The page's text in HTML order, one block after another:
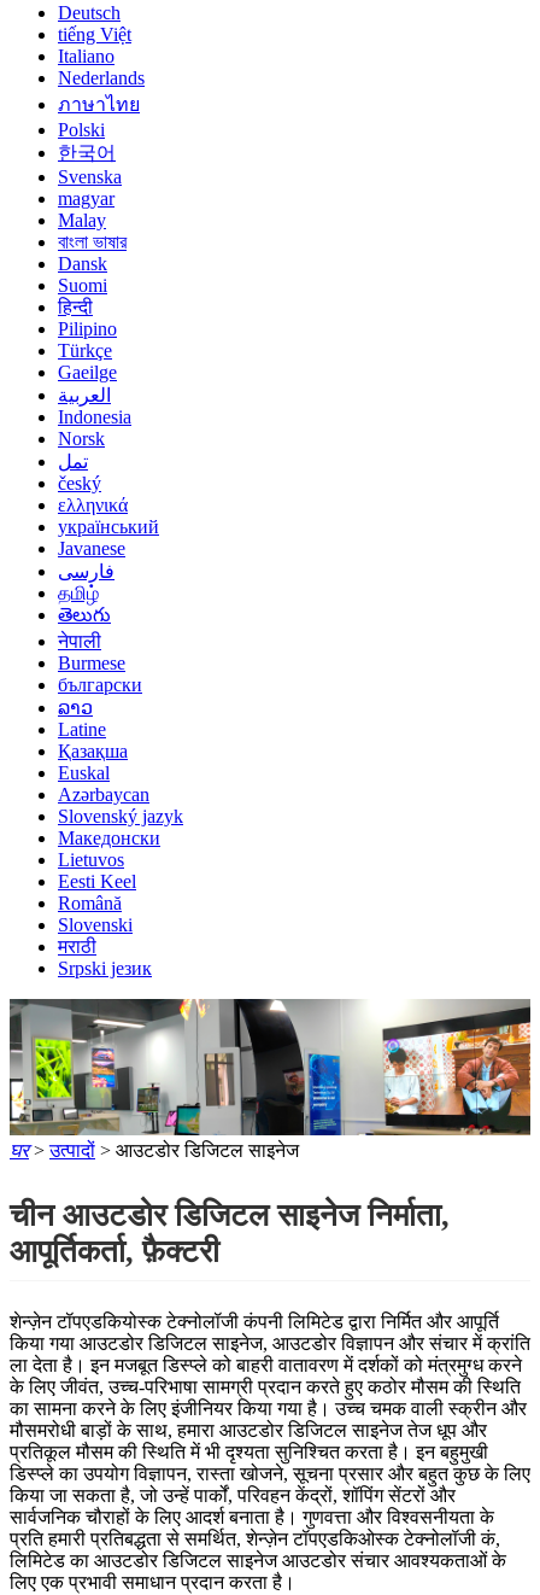
Deutsch
tiếng Việt
Italiano
Nederlands
ภาษาไทย
Polski
한국어
Svenska
magyar
Malay
বাংলা ভাষার
Dansk
Suomi
हिन्दी
Pilipino
Türkçe
Gaeilge
العربية
Indonesia
Norsk‎
تمل
český
ελληνικά
український
Javanese
فارسی
தமிழ்
తెలుగు
नेपाली
Burmese
български
ລາວ
Latine
Қазақша
Euskal
Azərbaycan
Slovenský jazyk
Македонски
Lietuvos
Eesti Keel
Română
Slovenski
मराठी
Srpski језик
घर > उत्पादों > आउटडोर डिजिटल साइनेज
चीन आउटडोर डिजिटल साइनेज निर्माता,
आपूर्तिकर्ता, फ़ैक्टरी
शेन्ज़ेन टॉपएडकियोस्क टेक्नोलॉजी कंपनी लिमिटेड द्वारा निर्मित और आपूर्ति
किया गया आउटडोर डिजिटल साइनेज, आउटडोर विज्ञापन और संचार में क्रांति
ला देता है। इन मजबूत डिस्प्ले को बाहरी वातावरण में दर्शकों को मंत्रमुग्ध करने
के लिए जीवंत, उच्च-परिभाषा सामग्री प्रदान करते हुए कठोर मौसम की स्थिति
का सामना करने के लिए इंजीनियर किया गया है। उच्च चमक वाली स्क्रीन और
मौसमरोधी बाड़ों के साथ, हमारा आउटडोर डिजिटल साइनेज तेज धूप और
प्रतिकूल मौसम की स्थिति में भी दृश्यता सुनिश्चित करता है। इन बहुमुखी
डिस्प्ले का उपयोग विज्ञापन, रास्ता खोजने, सूचना प्रसार और बहुत कुछ के लिए
किया जा सकता है, जो उन्हें पार्कों, परिवहन केंद्रों, शॉपिंग सेंटरों और
सार्वजनिक चौराहों के लिए आदर्श बनाता है। गुणवत्ता और विश्वसनीयता के
प्रति हमारी प्रतिबद्धता से समर्थित, शेन्ज़ेन टॉपएडकिओस्क टेक्नोलॉजी कं,
लिमिटेड का आउटडोर डिजिटल साइनेज आउटडोर संचार आवश्यकताओं के
लिए एक प्रभावी समाधान प्रदान करता है।